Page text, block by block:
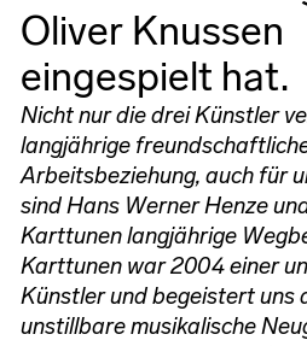
Oliver Knussen
eingespielt hat.
Nicht nur die drei Künstler
langjährige
Arbeitsbeziehung, auch für
sind Hans Werner Henze
Karttunen langjährige
Karttunen war 2004 einer
Künstler und begeistert uns
unstillbare musikalische